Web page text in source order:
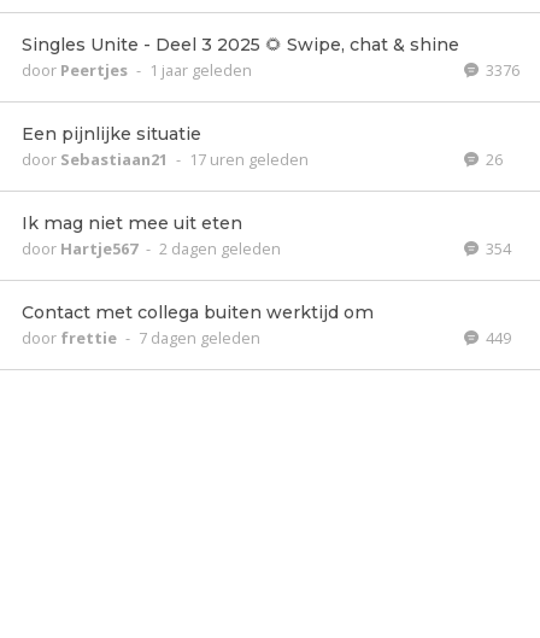
Singles Unite - Deel 3 2025 🌻 Swipe, chat & shine
door Peertjes - 1 jaar geleden 3376
Een pijnlijke situatie
door Sebastiaan21 - 17 uren geleden 26
Ik mag niet mee uit eten
door Hartje567 - 2 dagen geleden 354
Contact met collega buiten werktijd om
door frettie - 7 dagen geleden 449